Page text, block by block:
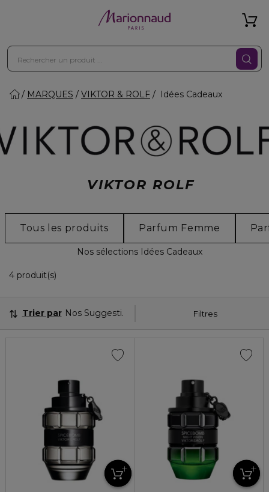
MARQUES VIKTOR & ROLF Idées Cadeaux
VIKTOR ROLF
Tous les produits Parfum Femme
Nos sélections Idées Cadeaux
4 produit(s)
Filtres
Trier par Nos Suggestions